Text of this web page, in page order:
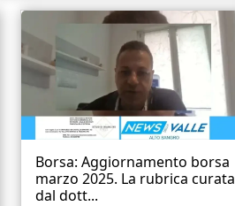
Borsa: Aggiornamento borsa
marzo 2025. La rubrica curata
dal dott...